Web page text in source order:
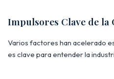
Impulsores Clave de la
Varios factores han acelerado
es clave para entender la